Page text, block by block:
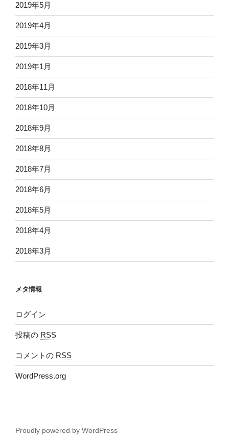
2019年5月
2019年4月
2019年3月
2019年1月
2018年11月
2018年10月
2018年9月
2018年8月
2018年7月
2018年6月
2018年5月
2018年4月
2018年3月
メタ情報
ログイン
投稿の RSS
コメントの RSS
WordPress.org
Proudly powered by WordPress